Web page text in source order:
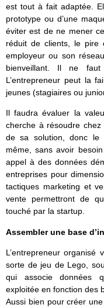
est tout à fait adaptée.
prototype ou d’une
éviter est de ne mener
réduit de clients, le pire
employeur ou son
bienveillant. Il ne
L’entrepreneur peut la
jeunes (stagiaires ou
Il faudra évaluer la
cherche à résoudre
de sa solution, donc le
même, sans avoir
appel à des données
entreprises pour
tactiques marketing et
vente permettront de
touché par la startup.
Assembler une base
L’entrepreneur organisé
sorte de jeu de Lego,
qui associe données
exploitée en fonction des
Aussi bien pour créer